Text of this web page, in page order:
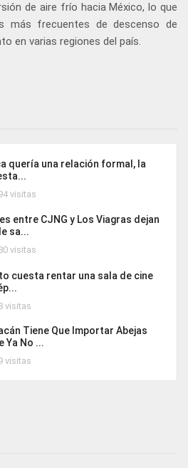
de aire frío hacia México, lo que
más frecuentes de descenso de
en varias regiones del país.
quería una relación formal, la
visitas
entre CJNG y Los Viagras dejan
sa...
visitas
cuesta rentar una sala de cine
visitas
Tiene Que Importar Abejas
Ya No ...
visitas